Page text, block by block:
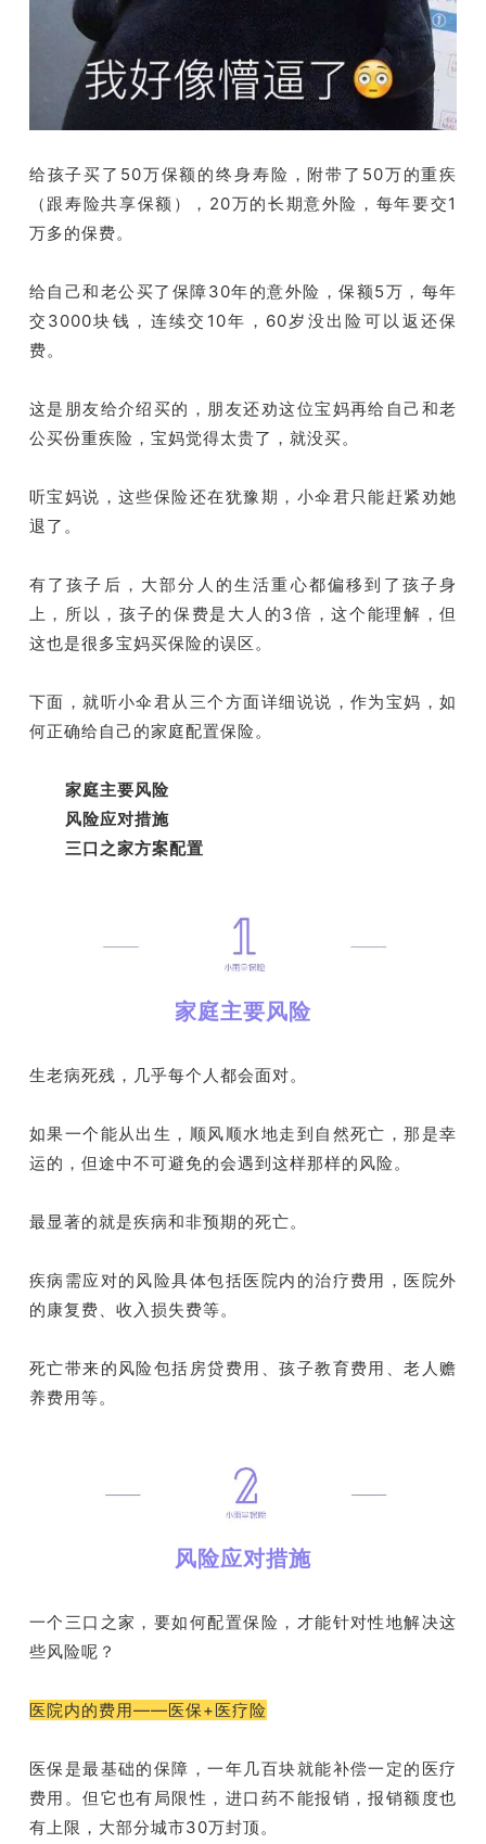
给孩子买了50万保额的终身寿险，附带了50万的重疾
（跟寿险共享保额），20万的长期意外险，每年要交1
万多的保费。
给自己和老公买了保障30年的意外险，保额5万，每年
交3000块钱，连续交10年，60岁没出险可以返还保
费。
这是朋友给介绍买的，朋友还劝这位宝妈再给自己和老
公买份重疾险，宝妈觉得太贵了，就没买。
听宝妈说，这些保险还在犹豫期，小伞君只能赶紧劝她
退了。
有了孩子后，大部分人的生活重心都偏移到了孩子身
上，所以，孩子的保费是大人的3倍，这个能理解，但
这也是很多宝妈买保险的误区。
下面，就听小伞君从三个方面详细说说，作为宝妈，如
何正确给自己的家庭配置保险。
家庭主要风险
风险应对措施
三口之家方案配置
家庭主要风险
生老病死残，几乎每个人都会面对。
如果一个能从出生，顺风顺水地走到自然死亡，那是幸
运的，但途中不可避免的会遇到这样那样的风险。
最显著的就是疾病和非预期的死亡。
疾病需应对的风险具体包括医院内的治疗费用，医院外
的康复费、收入损失费等。
死亡带来的风险包括房贷费用、孩子教育费用、老人赡
养费用等。
风险应对措施
一个三口之家，要如何配置保险，才能针对性地解决这
些风险呢？
医院内的费用——医保+医疗险
医保是最基础的保障，一年几百块就能补偿一定的医疗
费用。但它也有局限性，进口药不能报销，报销额度也
有上限，大部分城市30万封顶。